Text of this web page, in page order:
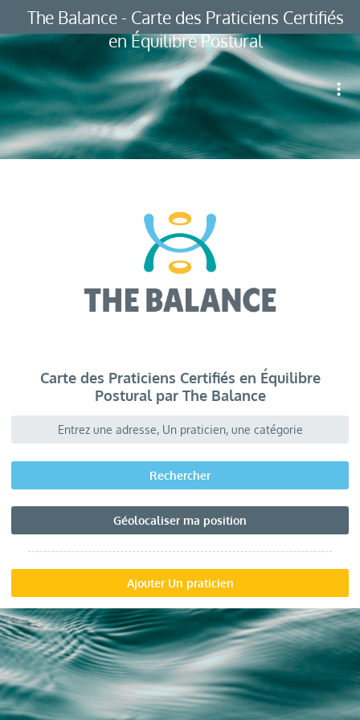
The Balance - Carte des Praticiens Certifiés
en Équilibre Postural
Carte des Praticiens Certifiés en Équilibre
Postural par The Balance
Rechercher
Géolocaliser ma position
Ajouter Un praticien